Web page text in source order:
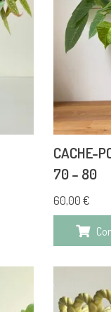
CACHE-
70 – 80
60,00€